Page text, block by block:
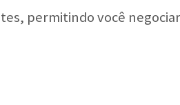
permitindo você